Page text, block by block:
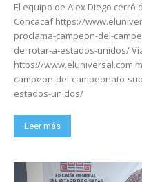
El equipo de Alex Diego
Concacaf https://
proclama-campeon-del-
derrotar-a-estados-unidos/ Vía @eluniversalmx
https://
campeon-del-campeonato-
estados-unidos/
Leer más